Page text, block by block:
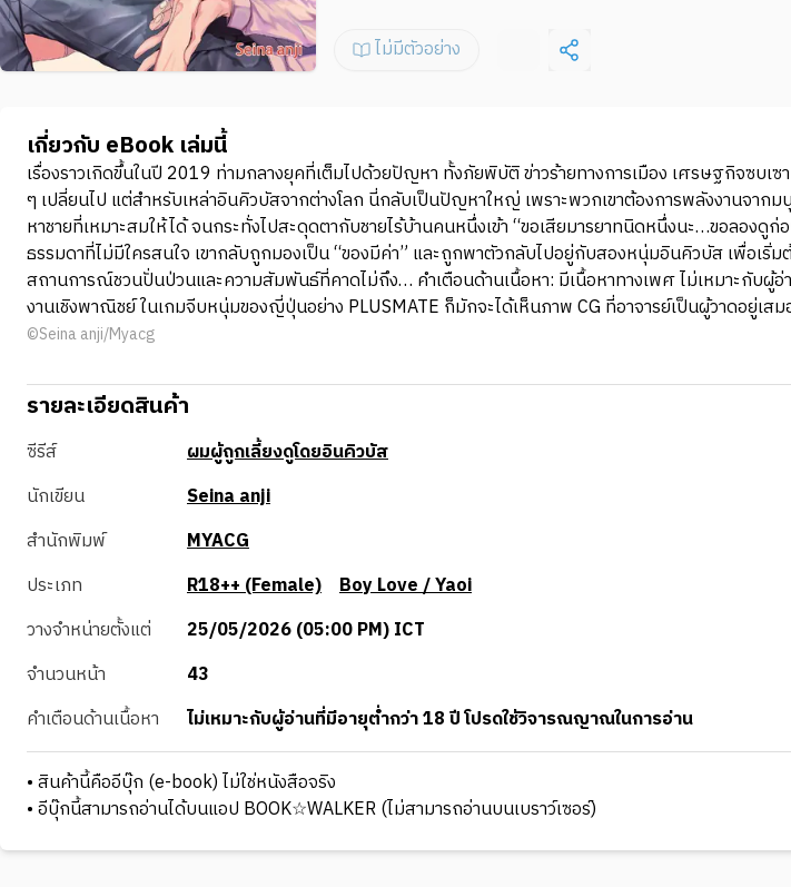
ไม่มีตัวอย่าง
เกี่ยวกับ eBook เล่มนี้
เรื่องราวเกิดขึ้นในปี 2019 ท่ามกลางยุคที่เต็มไปด้วยปัญหา ทั้งภัยพิบัติ ข่าวร้ายทางการเมือง เศรษฐกิจซบ
ๆ เปลี่ยนไป แต่สำหรับเหล่าอินคิวบัสจากต่างโลก นี่กลับเป็นปัญหาใหญ่ เพราะพวกเขาต้องการพลังงานจ
หาชายที่เหมาะสมให้ได้ จนกระทั่งไปสะดุดตากับชายไร้บ้านคนหนึ่งเข้า “ขอเสียมารยาทนิดหนึ่งนะ…ขอลอง
ธรรมดาที่ไม่มีใครสนใจ เขากลับถูกมองเป็น “ของมีค่า” และถูกพาตัวกลับไปอยู่กับสองหนุ่มอินคิวบัส เพื่อเ
สถานการณ์ชวนปั่นป่วนและความสัมพันธ์ที่คาดไม่ถึง… คำเตือนด้านเนื้อหา: มีเนื้อหาทางเพศ ไม่เหมาะกับผู้
งานเชิงพาณิชย์ ในเกมจีบหนุ่มของญี่ปุ่นอย่าง PLUSMATE ก็มักจะได้เห็นภาพ CG ที่อาจารย์เป็นผู้วาดอยู่เส
©Seina anji/Myacg
รายละเอียดสินค้า
ซีรีส์
ผมผู้ถูกเลี้ยงดูโดยอินคิวบัส
นักเขียน
Seina anji
สำนักพิมพ์
MYACG
ประเภท
R18++ (Female) Boy Love / Yaoi
วางจำหน่ายตั้งแต่
25/05/2026 (05:00 PM) ICT
จำนวนหน้า
43
คำเตือนด้านเนื้อหา
ไม่เหมาะกับผู้อ่านที่มีอายุต่ำกว่า 18 ปี โปรดใช้วิจารณญาณในการอ่าน
• สินค้านี้คืออีบุ๊ก (e-book) ไม่ใช่หนังสือจริง
• อีบุ๊กนี้สามารถอ่านได้บนแอป BOOK☆WALKER (ไม่สามารถอ่านบนเบราว์เซอร์)